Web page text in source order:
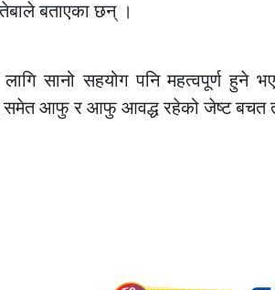
बताएका छन् ।
लागि सानो सहयोग पनि महत्वपूर्ण
समेत आफु र आफु आवद्ध रहेको जेष्ट बचत